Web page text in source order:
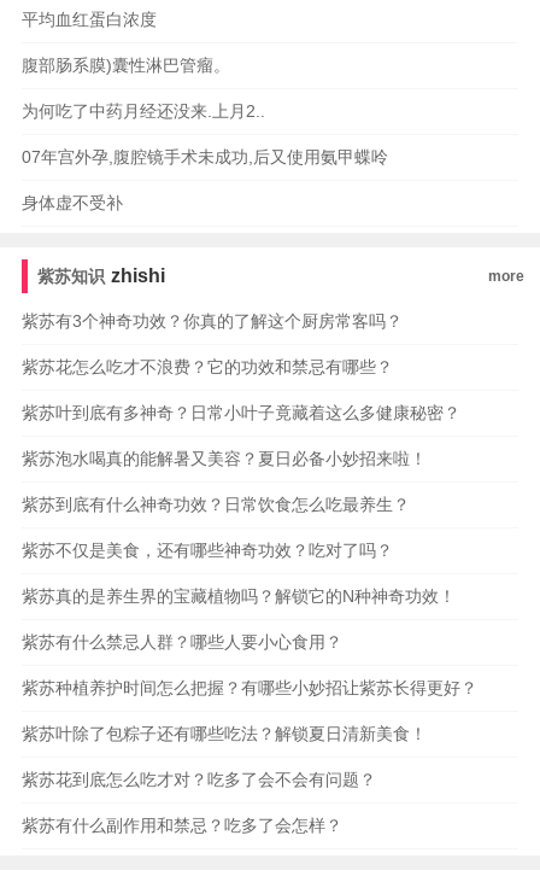
平均血红蛋白浓度
腹部肠系膜)囊性淋巴管瘤。
为何吃了中药月经还没来.上月2..
07年宫外孕,腹腔镜手术未成功,后又使用氨甲蝶呤
身体虚不受补
紫苏知识 zhishi more
紫苏有3个神奇功效？你真的了解这个厨房常客吗？
紫苏花怎么吃才不浪费？它的功效和禁忌有哪些？
紫苏叶到底有多神奇？日常小叶子竟藏着这么多健康秘密？
紫苏泡水喝真的能解暑又美容？夏日必备小妙招来啦！
紫苏到底有什么神奇功效？日常饮食怎么吃最养生？
紫苏不仅是美食，还有哪些神奇功效？吃对了吗？
紫苏真的是养生界的宝藏植物吗？解锁它的N种神奇功效！
紫苏有什么禁忌人群？哪些人要小心食用？
紫苏种植养护时间怎么把握？有哪些小妙招让紫苏长得更好？
紫苏叶除了包粽子还有哪些吃法？解锁夏日清新美食！
紫苏花到底怎么吃才对？吃多了会不会有问题？
紫苏有什么副作用和禁忌？吃多了会怎样？